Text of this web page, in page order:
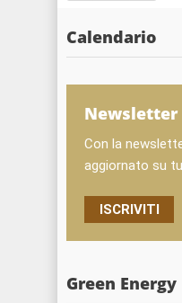
Calendario
Newsletter
Con la
aggiornato su
ISCRIVITI
Green Energy